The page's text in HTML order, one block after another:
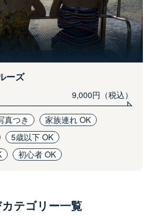
ーズ
9,000円（税込）
真つき
家族連れ OK
5歳以下 OK
初心者 OK
テゴリー一覧